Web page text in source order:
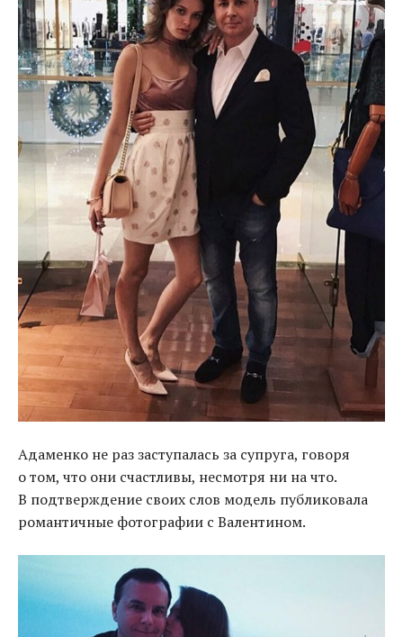
Адаменко не раз заступалась за супруга, говоря
о том, что они счастливы, несмотря ни на что.
В подтверждение своих слов модель публиковала
романтичные фотографии с Валентином.